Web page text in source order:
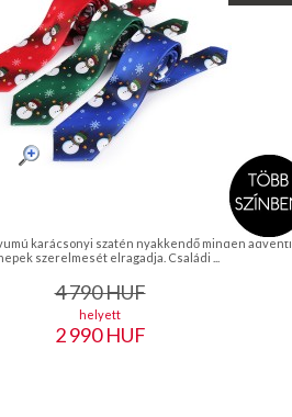
karácsonyi szatén nyakkendő minden adventi
szerelmesét elragadja. Családi ...
4 790HUF
helyett
2 990HUF